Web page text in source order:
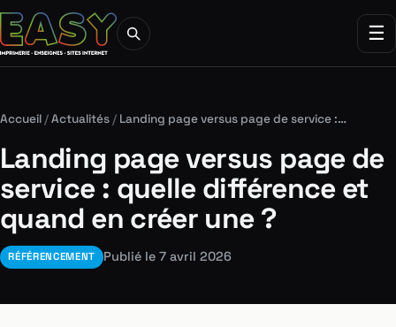
☰
Accueil /Actualités / Landing page versus page de service :…
Landing page versus page de
service : quelle différence et
quand en créer une ?
RÉFÉRENCEMENT Publié le 7 avril 2026